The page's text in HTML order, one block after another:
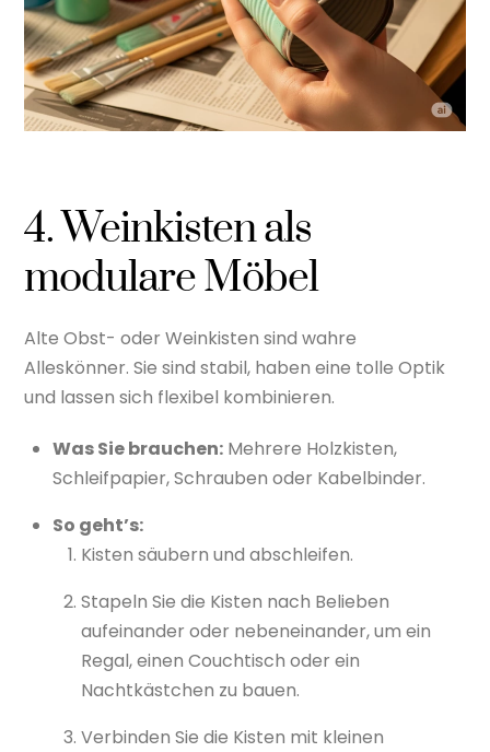
4. Weinkisten als
modulare Möbel
Alte Obst- oder Weinkisten sind wahre
Alleskönner. Sie sind stabil, haben eine tolle Optik
und lassen sich flexibel kombinieren.
Was Sie brauchen: Mehrere Holzkisten,
Schleifpapier, Schrauben oder Kabelbinder.
So geht’s:
Kisten säubern und abschleifen.
Stapeln Sie die Kisten nach Belieben
aufeinander oder nebeneinander, um ein
Regal, einen Couchtisch oder ein
Nachtkästchen zu bauen.
Verbinden Sie die Kisten mit kleinen